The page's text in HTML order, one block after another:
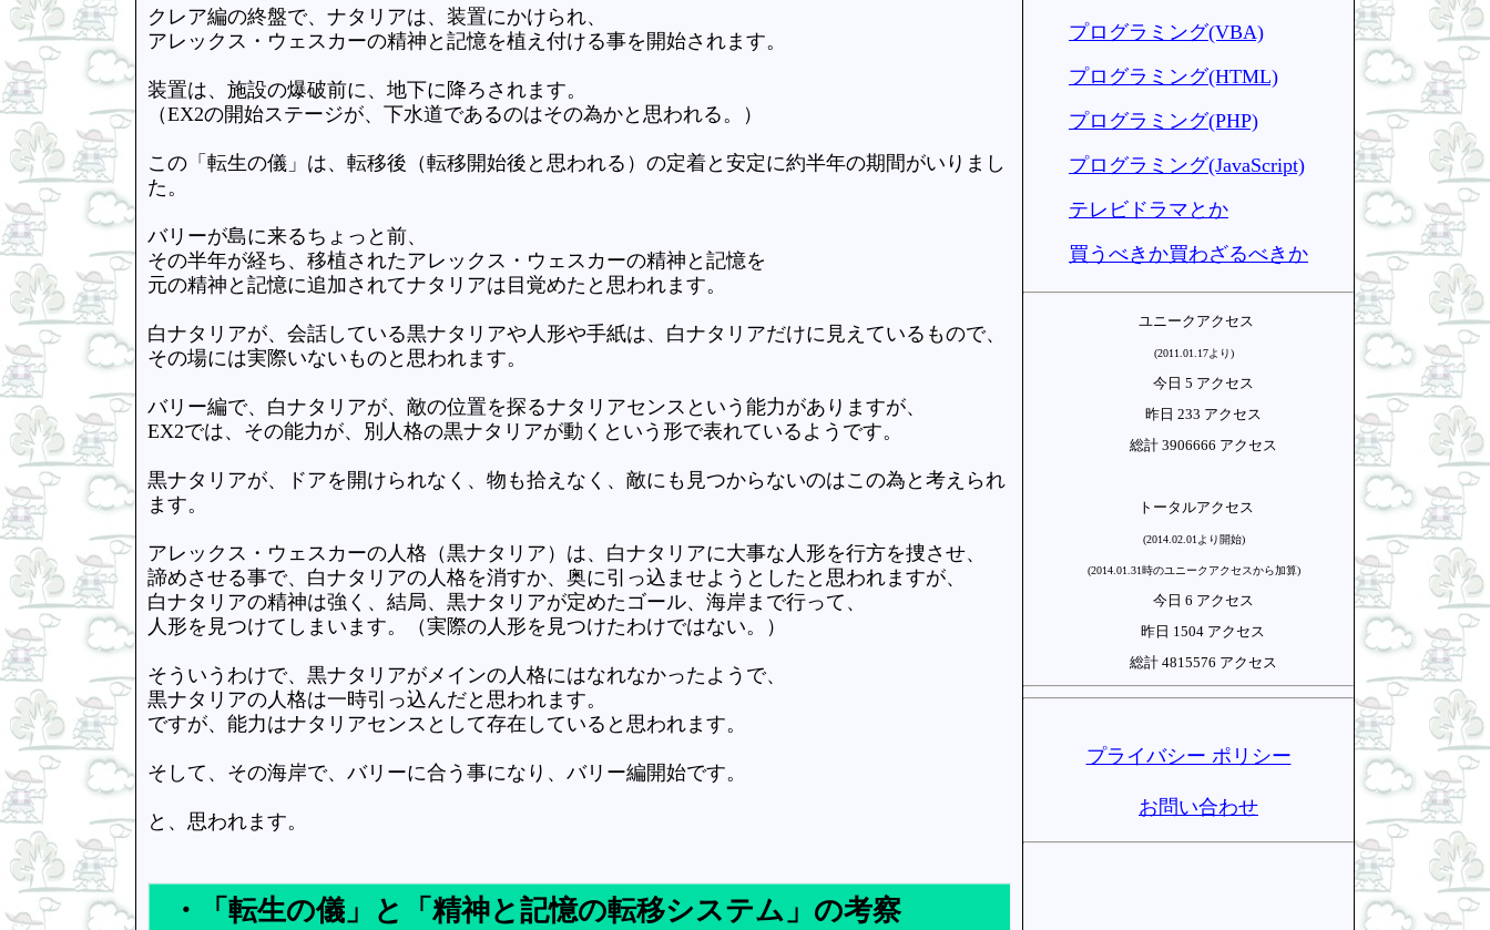
クレア編の終盤で、ナタリアは、装置にかけられ、
アレックス・ウェスカーの精神と記憶を植え付ける事を開始されます。
装置は、施設の爆破前に、地下に降ろされます。
（EX2の開始ステージが、下水道であるのはその為かと思われる。）
この「転生の儀」は、転移後（転移開始後と思われる）の定着と安定に約半年の期間がいりまし
た。
バリーが島に来るちょっと前、
その半年が経ち、移植されたアレックス・ウェスカーの精神と記憶を
元の精神と記憶に追加されてナタリアは目覚めたと思われます。
白ナタリアが、会話している黒ナタリアや人形や手紙は、白ナタリアだけに見えているもので、
その場には実際いないものと思われます。
バリー編で、白ナタリアが、敵の位置を探るナタリアセンスという能力がありますが、
EX2では、その能力が、別人格の黒ナタリアが動くという形で表れているようです。
黒ナタリアが、ドアを開けられなく、物も拾えなく、敵にも見つからないのはこの為と考えられ
ます。
アレックス・ウェスカーの人格（黒ナタリア）は、白ナタリアに大事な人形を行方を捜させ、
諦めさせる事で、白ナタリアの人格を消すか、奥に引っ込ませようとしたと思われますが、
白ナタリアの精神は強く、結局、黒ナタリアが定めたゴール、海岸まで行って、
人形を見つけてしまいます。（実際の人形を見つけたわけではない。）
そういうわけで、黒ナタリアがメインの人格にはなれなかったようで、
黒ナタリアの人格は一時引っ込んだと思われます。
ですが、能力はナタリアセンスとして存在していると思われます。
そして、その海岸で、バリーに合う事になり、バリー編開始です。
と、思われます。
・「転生の儀」と「精神と記憶の転移システム」の考察
プログラミング(VBA)
プログラミング(HTML)
プログラミング(PHP)
プログラミング(JavaScript)
テレビドラマとか
買うべきか買わざるべきか
ユニークアクセス
(2011.01.17より)
今日 5 アクセス
昨日 233 アクセス
総計 3906666 アクセス
トータルアクセス
(2014.02.01より開始)
(2014.01.31時のユニークアクセスから加算)
今日 6 アクセス
昨日 1504 アクセス
総計 4815576 アクセス
プライバシー ポリシー
お問い合わせ